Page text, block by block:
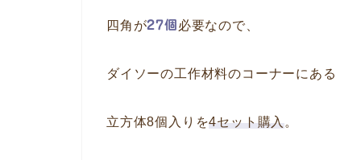
四角が27個 必要なので、
ダイソーの工作材料のコーナーにある
立方体8個入りを4セット購入 。